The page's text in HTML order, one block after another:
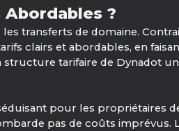
?
transferts de domaine.
clairs et abordables, en
tarifaire de Dynadot
pour les propriétaires
pas de coûts imprévus.